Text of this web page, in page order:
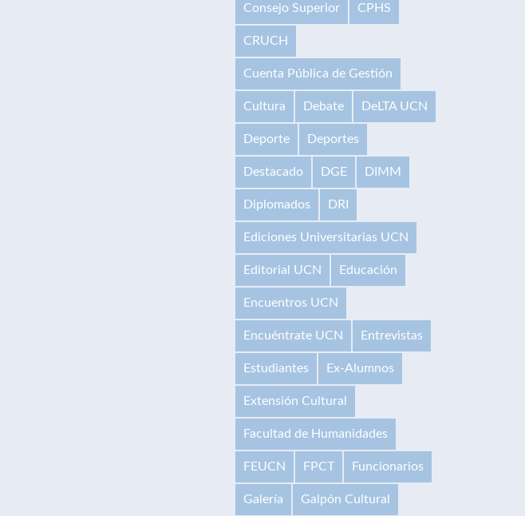
Consejo Superior CPHS
CRUCH
Cuenta Pública de Gestión
Cultura Debate DeLTA UCN
Deporte Deportes
Destacado DGE DIMM
Diplomados DRI
Ediciones Universitarias UCN
Editorial UCN Educación
Encuentros UCN
Encuéntrate UCN Entrevistas
Estudiantes Ex-Alumnos
Extensión Cultural
Facultad de Humanidades
FEUCN FPCT Funcionarios
Galería Galpón Cultural